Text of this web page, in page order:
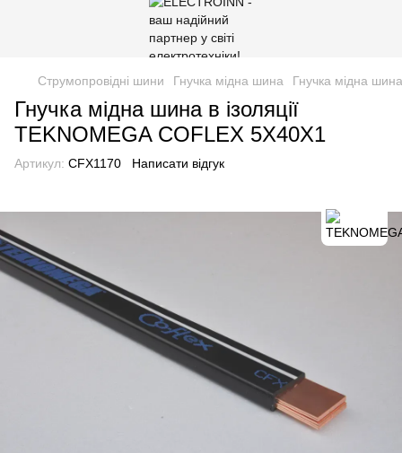
Струмопровідні шини Гнучка мідна шина Гнучка мідна
Гнучка мідна шина в ізоляції
TEKNOMEGA COFLEX 5X40X1
Артикул: CFX1170 Написати відгук